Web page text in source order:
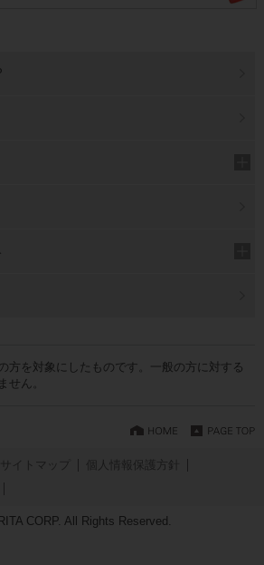
方を対象にしたものです。一般の方に対する
せん。
サイトマップ
個人情報保護方針
CORP. All Rights Reserved.